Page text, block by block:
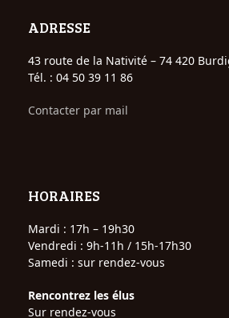
ADRESSE
43 route de la Nativité – 74 420
Tél. : 04 50 39 11 86
Contacter par mail
HORAIRES
Mardi : 17h – 19h30
Vendredi : 9h-11h / 15h-17h30
Samedi : sur rendez-vous
Rencontrez les élus
Sur rendez-vous